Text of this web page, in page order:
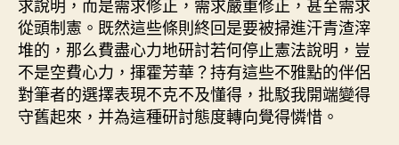
從頭制憲。既然這些條則終回是要被掃進汗青渣滓
堆的，那么費盡心力地研討若何停止憲法說明，豈
不是空費心力，揮霍芳華？持有這些不雅點的伴侶
對筆者的選擇表現不克不及懂得，批駁我開端變得
守舊起來，并為這種研討態度轉向覺得憐惜。